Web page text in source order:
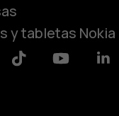
y tabletas Nokia
Tiktok Youtube